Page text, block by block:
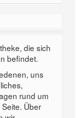
die sich
befindet.
uns
rund um
Über